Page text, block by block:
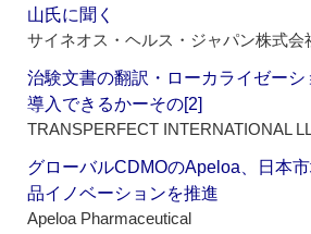
山氏に聞く
サイネオス・ヘルス・ジャパン株式会
治験文書の翻訳・ローカライゼー
導入できるかーその[2]
TRANSPERFECT INTERNATIONAL
グローバルCDMOのApeloa、日本
品イノベーションを推進
Apeloa Pharmaceutical